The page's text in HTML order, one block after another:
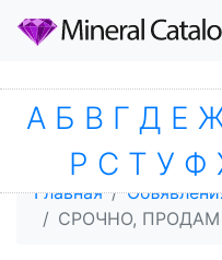
Главная
СРОЧНО, ПРОДАМ
А Б В Г Д Е
Р С Т У Ф